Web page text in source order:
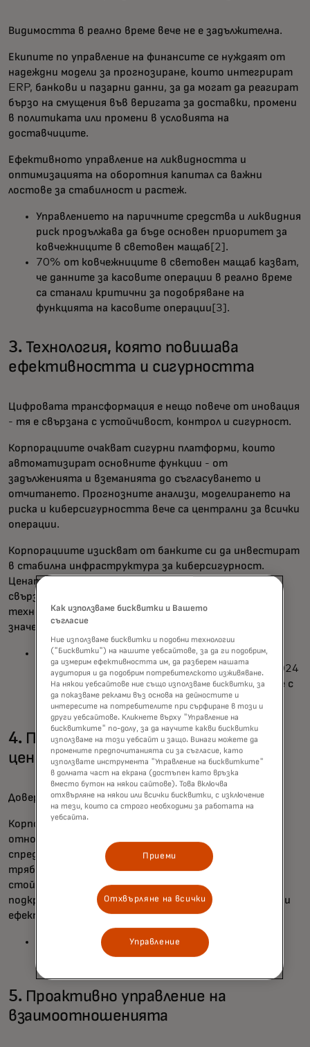
Видимостта в реално време вече не е задължителна.
Екипите по управление на финансите се нуждаят от
надеждни модели за прогнозиране, които интегрират
ERP, банкови и пазарни данни, за да могат да реагират
бързо на смущения във веригата за доставки, промени
в политиката или промени в условията на
доставчиците.
Ефективното управление на ликвидността и
оптимизацията на оборотния капитал са важни
лостове за стабилност и растеж.
Управлението на паричните средства и ликвидния
риск продължава да бъде основен приоритет за
ковчежниците в световен мащаб[2].
70% от ковчежниците в световен мащаб казват,
че данните за касовите операции в реално време
са станали критични за подобряване на
функцията на касовите операции[3].
3. Технология, която повишава
ефективността и сигурността
Цифровата трансформация е нещо повече от иновация
- тя е свързана с устойчивост, контрол и сигурност.
Корпорациите очакват сигурни платформи, които
автоматизират основните функции - от
задълженията и вземанията до съгласуването и
отчитането. Прогнозните анализи, моделирането на
риска и киберсигурността вече са централни за всички
операции.
Корпорациите изискват от банките си да инвестират
в стабилна инфраструктура за киберсигурност.
Цената на нарушението е не само финансова, но и
свързана с репутацията. В света на цифровите
технологии сигурността е от първостепенно
значение.
4,9 млн. долара - средна глобална цена на
нарушение на сигурността на данните през 2024
г.; най-високата обща сума досега и увеличение с
10% на годишна база[4]
4. Прозрачно и конкурентно
ценообразуване
Доверието изисква прозрачност.
Корпорациите редовно сравняват своите банки по
отношение на лихвените проценти, валутните
спредове, таксите и възвръщаемостта. Банките
трябва ясно да формулират своето предложение за
стойност и да са готови да участват в открити,
подкрепени с данни разговори за ценообразуването и
ефективността и за стойността, която те носят.
80% от корпорациите се затрудняват с
видимостта на глобалните банкови такси[5]
5. Проактивно управление на
взаимоотношенията
Как използваме бисквитки и Вашето
съгласие
Ние използваме бисквитки и подобни технологии
("Бисквитки") на нашите уебсайтове, за да ги подобрим,
да измерим ефективността им, да разберем нашата
аудитория и да подобрим потребителското изживяване.
На някои уебсайтове ние също използваме бисквитки, за
да показваме реклами въз основа на дейностите и
интересите на потребителите при сърфиране в този и
други уебсайтове. Кликнете върху "Управление на
бисквитките" по-долу, за да научите какви бисквитки
използваме на този уебсайт и защо. Винаги можете да
промените предпочитанията си за съгласие, като
използвате инструмента "Управление на бисквитките"
в долната част на екрана (достъпен като връзка
вместо бутон на някои сайтове). Това включва
отхвърляне на някои или всички бисквитки, с изключение
на тези, които са строго необходими за работата на
уебсайта.
Приеми
Отхвърляне на всички
Управление